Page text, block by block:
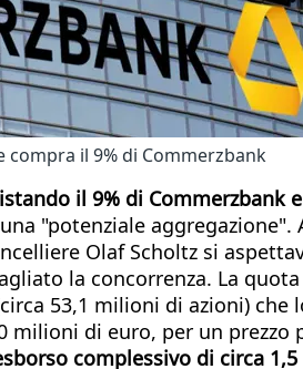
il 9% di Commerzbank
il 9% di
"potenziale
Olaf Scholtz si
la concorrenza. La
53,1 milioni di azioni)
di euro, per un
complessivo di circa